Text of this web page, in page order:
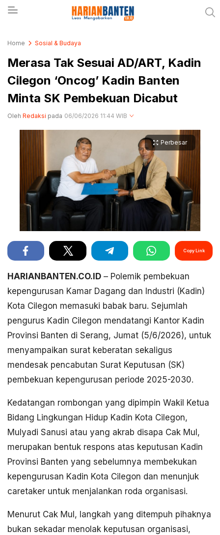
Harianbanten.co.id
Ini
Home Sosial & Budaya
Merasa Tak Sesuai AD/ART, Kadin
Cilegon ‘Oncog’ Kadin Banten
Minta SK Pembekuan Dicabut
Oleh Redaksi pada 06/06/2026 11:44 WIB
Perbesar
Copy Link
HARIANBANTEN.CO.ID – Polemik pembekuan
kepengurusan Kamar Dagang dan Industri (Kadin)
Kota Cilegon memasuki babak baru. Sejumlah
pengurus Kadin Cilegon mendatangi Kantor Kadin
Provinsi Banten di Serang, Jumat (5/6/2026), untuk
menyampaikan surat keberatan sekaligus
mendesak pencabutan Surat Keputusan (SK)
pembekuan kepengurusan periode 2025-2030.
Kedatangan rombongan yang dipimpin Wakil Ketua
Bidang Lingkungan Hidup Kadin Kota Cilegon,
Mulyadi Sanusi atau yang akrab disapa Cak Mul,
merupakan bentuk respons atas keputusan Kadin
Provinsi Banten yang sebelumnya membekukan
kepengurusan Kadin Kota Cilegon dan menunjuk
caretaker untuk menjalankan roda organisasi.
Menurut Cak Mul, langkah yang ditempuh pihaknya
bukan sekadar menolak keputusan organisasi,